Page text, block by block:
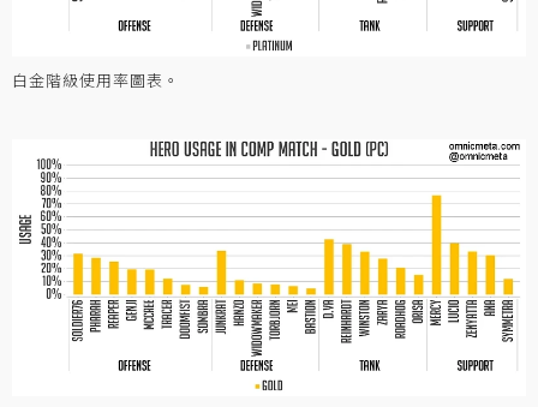
白金階級使用率圖表。